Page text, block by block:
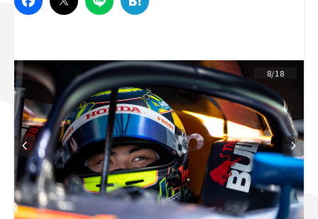
8/18
スズキ ジムニー｜Suzuki Jimny